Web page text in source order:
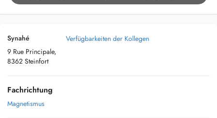
Synahé
9 Rue Principale,
8362 Steinfort
Verfügbarkeiten der Kollegen
Fachrichtung
Magnetismus